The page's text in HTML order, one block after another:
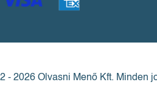
- 2026 Olvasni Menő Kft. Minden